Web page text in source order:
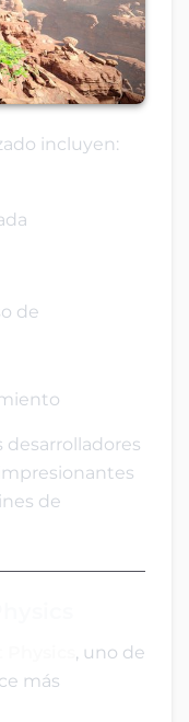
incluyen:
de
desarrolladores
de
, uno de
más